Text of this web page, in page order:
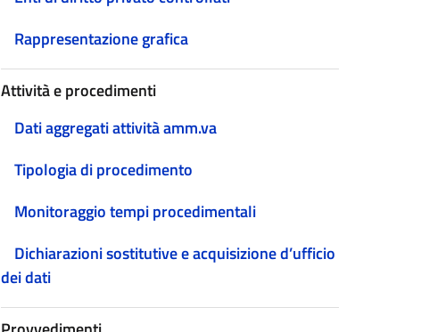
Rappresentazione grafica
Attività e procedimenti
Dati aggregati attività amm.va
Tipologia di procedimento
Monitoraggio tempi procedimentali
Dichiarazioni sostitutive e acquisizione d’ufficio
dei dati